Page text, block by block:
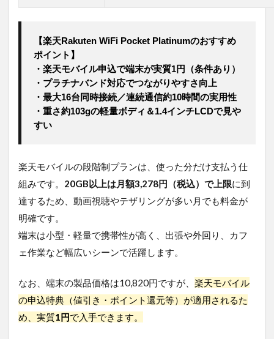
【楽天Rakuten WiFi Pocket Platinumのおすすめ
ポイント】
・楽天モバイル申込で端末が実質1円（条件あり）
・プラチナバンド対応でつながりやすさ向上
・最大16台同時接続／連続通信約10時間の実用性
・重さ約103gの軽量ボディ＆1.4インチLCDで見や
すい
楽天モバイルの段階制プランは、使った分だけ支払う仕
組みです。 20GB以上は月額3,278円（税込）で上限に到
達するため、動画視聴やテザリングが多い月でも料金が
明確です。
端末は小型・軽量で携帯性が高く、出張や外回り、カフ
ェ作業など幅広いシーンで活躍します。
なお、端末の製品価格は10,820円ですが、 楽天モバイル
の申込特典（値引き・ポイント還元等）が適用されるた
め、実質1円で入手できます。